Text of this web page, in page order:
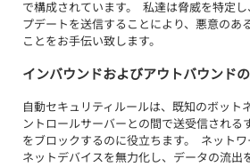
で構成されています。  私達は脅威を特定
プデートを送信することにより、悪意のあ
ことをお手伝い致します。
インバウンドおよびアウトバウンド
自動セキュリティルールは、既知のボット
ントロールサーバーとの間で送受信される
をブロックするのに役立ちます。  ネット
ネットデバイスを無力化し、データの流出